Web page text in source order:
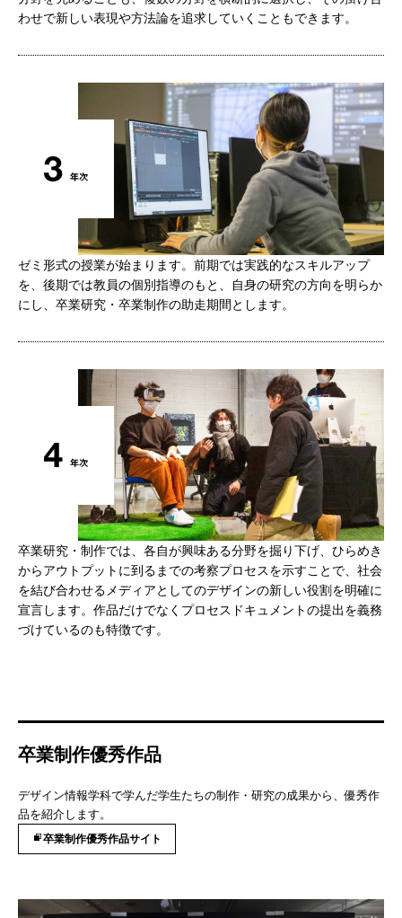
わせで新しい表現や方法論を追求していくこともできます。
ゼミ形式の授業が始まります。前期では実践的なスキルアップ
を、後期では教員の個別指導のもと、自身の研究の方向を明らか
にし、卒業研究・卒業制作の助走期間とします。
卒業研究・制作では、各自が興味ある分野を掘り下げ、ひらめき
からアウトプットに到るまでの考察プロセスを示すことで、社会
を結び合わせるメディアとしてのデザインの新しい役割を明確に
宣言します。作品だけでなくプロセスドキュメントの提出を義務
づけているのも特徴です。
卒業制作優秀作品
デザイン情報学科で学んだ学生たちの制作・研究の成果から、優秀作
品を紹介します。
卒業制作優秀作品サイト